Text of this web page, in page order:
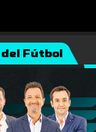
Fútbol